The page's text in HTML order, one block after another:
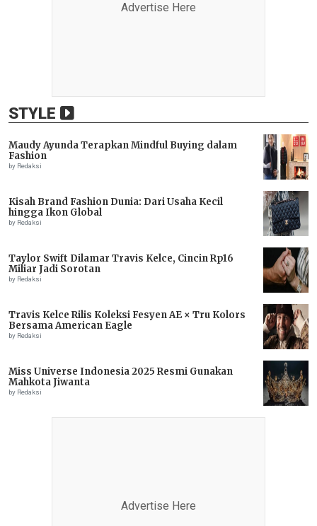
Advertise Here
STYLE
Maudy Ayunda Terapkan Mindful Buying dalam
Fashion
by Redaksi
Kisah Brand Fashion Dunia: Dari Usaha Kecil
hingga Ikon Global
by Redaksi
Taylor Swift Dilamar Travis Kelce, Cincin Rp16
Miliar Jadi Sorotan
by Redaksi
Travis Kelce Rilis Koleksi Fesyen AE × Tru Kolors
Bersama American Eagle
by Redaksi
Miss Universe Indonesia 2025 Resmi Gunakan
Mahkota Jiwanta
by Redaksi
Advertise Here